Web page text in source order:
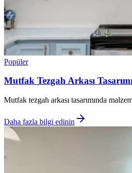
Popüler
Mutfak Tezgah Arkası
Mutfak tezgah arkası tasarımında
Daha fazla bilgi edinin